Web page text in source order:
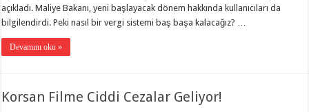
açıkladı. Maliye Bakanı, yeni başlayacak dönem hakkında kullanıcıları da
bilgilendirdi. Peki nasıl bir vergi sistemi baş başa kalacağız? …
Devamını oku »
Korsan Filme Ciddi Cezalar Geliyor!